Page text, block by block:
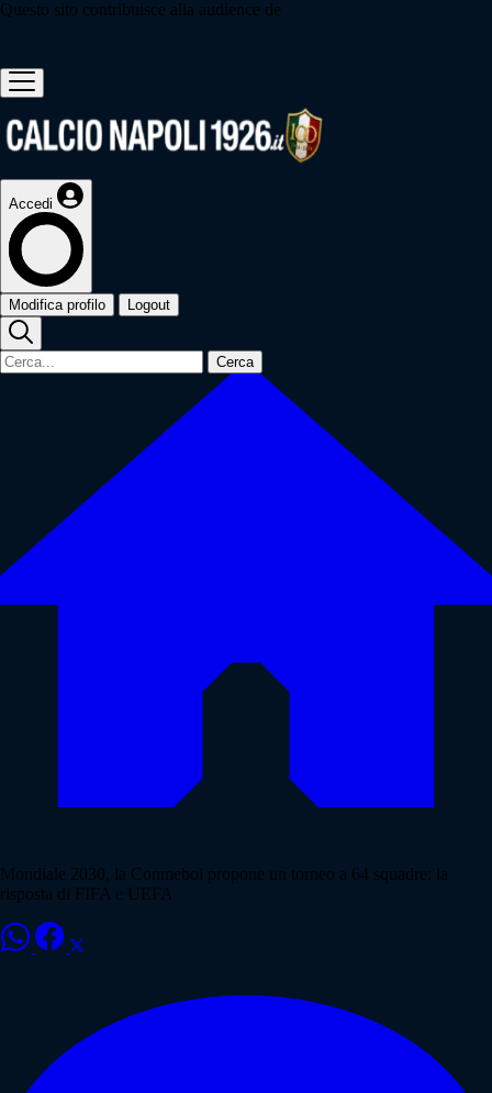
Questo sito contribuisce alla audience de
Accedi
Modifica profilo Logout
Cerca
Mondiale 2030, la Conmebol propone un torneo a 64 squadre: la
risposta di FIFA e UEFA